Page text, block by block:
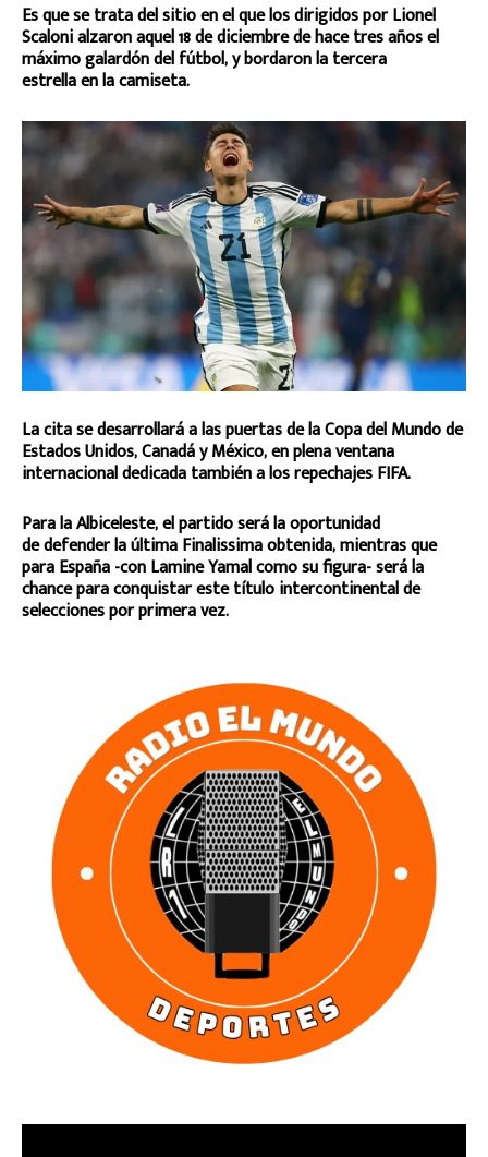
Es que se trata del sitio en el que los dirigidos por Lionel
Scaloni alzaron aquel 18 de diciembre de hace tres años el
máximo galardón del fútbol, y bordaron la tercera
estrella en la camiseta.
La cita se desarrollará a las puertas de la Copa del Mundo de
Estados Unidos, Canadá y México, en plena ventana
internacional dedicada también a los repechajes FIFA.
Para la Albiceleste, el partido será la oportunidad
de defender la última Finalissima obtenida, mientras que
para España -con Lamine Yamal como su figura- será la
chance para conquistar este título intercontinental de
selecciones por primera vez.